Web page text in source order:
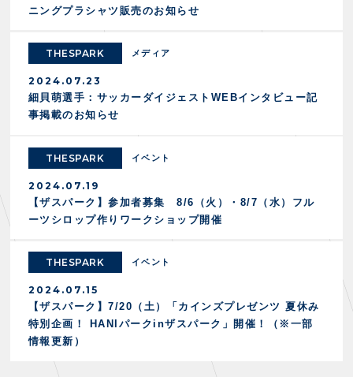
ニングプラシャツ販売のお知らせ
THESPARK メディア
2024.07.23
細貝萌選手：サッカーダイジェストWEBインタビュー記
事掲載のお知らせ
THESPARK イベント
2024.07.19
【ザスパーク】参加者募集 8/6（火）・8/7（水）フル
ーツシロップ作りワークショップ開催
THESPARK イベント
2024.07.15
【ザスパーク】7/20（土）「カインズプレゼンツ 夏休み
特別企画！ HANIパークinザスパーク」開催！（※一部
情報更新）